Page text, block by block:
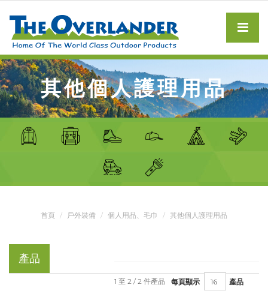
其他個人護理用品
首頁 戶外裝備 個人用品、毛巾 其他個人護理用品
產品
每頁顯示 產品
1 至 2 / 2 件產品